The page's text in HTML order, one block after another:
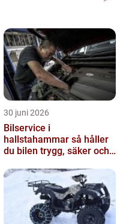
30 juni 2026
Bilservice i
hallstahammar så håller
du bilen trygg, säker och